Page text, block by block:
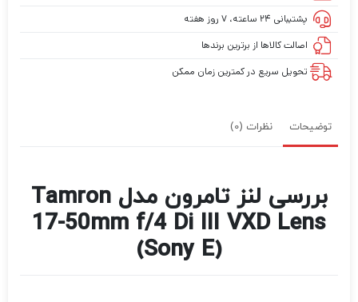
پشتیبانی ۲۴ ساعته، ۷ روز هفته
اصالت کالاها از برترین برندها
تحویل سریع در کمترین زمان ممکن
توضیحات نظرات (0)
بررسی لنز تامرون مدل Tamron
17-50mm f/4 Di III VXD Lens
(Sony E)